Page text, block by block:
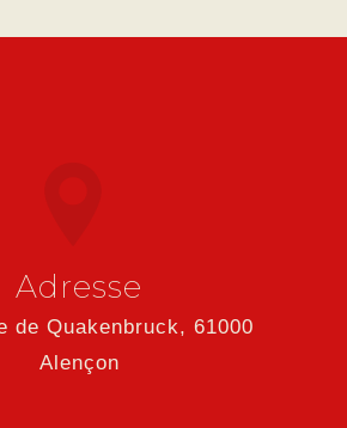
Adresse
Alençon